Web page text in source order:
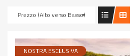
Prezzo (Alto verso Basso)
NOSTRA ESCLUSIVA